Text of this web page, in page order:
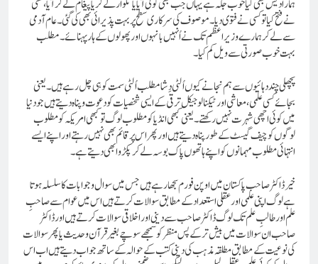
ہمارا دیس بھی کیا خوب جگہ ہے یہاں جب بھی کوئی آیا یا تلوار لے کر یا پیغام لے کر آیا، کسی
نے فتح کیا تو کسی نے فتوی دیا۔ موصوف کی سرکاری سطح پر بہت پذیرائی بھی کی گئی۔ عام آدمی
سے لے کر ہمارے وزیر اعظم تک نے اُنہیں بانہوں اور پھولوں کے ہار پہنائے۔ مطلب
بہت خوب صورتی سے ویل کم کیا۔
پچھلی چند دہائیوں سے ہم نجانے کیوں اُلٹی دِشا مطلب اُلٹی سمت کو ہی چل رہے ہیں۔ یعنی
بجائے کسی علمی، معاشی اور ٹیکنالوجیکل ترقی کے ایسی شخصیات کو دعوت و پناہ دیتے ہیں جو دنیا
میں کوئی اچھی شہرت نہیں رکھتے۔ یعنی کبھی انڈیا کو مطلوب لوگ تو کبھی امریکہ کو مطلوب
لوگوں کو چیف گیسٹ کے طور پناہ دیتے ہیں اور پھر اس پر قائم بھی نہیں رہتے اور اپنے ایسے
انتہائی مطلوب مہمانوں کو اپنے ہاتھوں پاک بوسہ لے کر پکڑوا بھی دیتے ہے۔
خیر ڈاکٹرصاحب پاکستان میں اوپن فورم سجھا رہے ہیں جس میں سوال و جوابات کا سلسلہ ہوتا
ہے لوگ اپنی علمی اور عقلی استعداد کے مطابق سوالات کرتے ہیں اس میں عوام سے صاحبِ
علم اور طالبِ علم تک لوگ ڈاکٹر صاحب سے دینی اور اخلاقی سوالات کرتے ہیں اور ڈاکٹر
صاحب ان سوالات میں بیش تر کے پس منظر کو سمجھے سوچے بغیر قرآن و حدیث یا پھر سوالات
کی نوعیت کے مطابق مطلقہ مذہب کی دینی کتب کے حوالہ کے ساتھ جواب دیتے ہیں اب اس